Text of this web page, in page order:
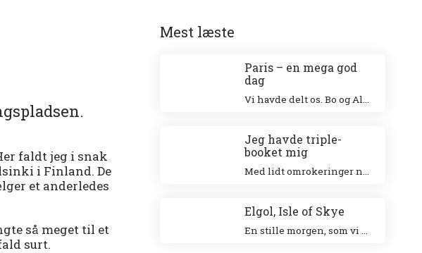
faldt jeg i snak
i Finland. De
et anderledes
så meget til et
surt.
Mest læste
Paris – en mega god
dag
Vi havde delt os. Bo og Alex besøgte Eiffeltårnet og Niki og jeg besøgte Louvre. Jeg klatrede op i Eiffeltårnet for 20 år siden sammen med min veninde Tina og Niki ville allerhelst besøge Louvre.
Jeg havde triple-
booket mig
Med lidt omrokeringer nåede jeg det hele – og helt uden stress.
Elgol, Isle of Skye
En stille morgen, som vi nød ved den smukke havn. Vi gik en tur langs landsbyen ud til forsamlingshuset, hvor der var små boder, der solgte lokale ting.